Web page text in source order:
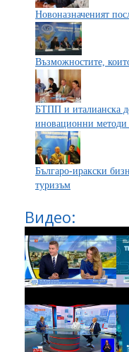
Новоназначеният
Възможностите,
БТПП и италианска
иновационни методи
Българо-иракски
туризъм
Видео: